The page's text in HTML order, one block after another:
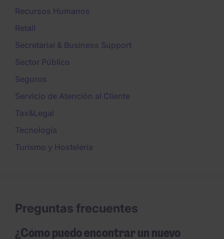
Recursos Humanos
Retail
Secretarial & Business Support
Sector Público
Seguros
Servicio de Atención al Cliente
Tax&Legal
Tecnología
Turismo y Hostelería
Preguntas frecuentes
¿Cómo puedo encontrar un nuevo